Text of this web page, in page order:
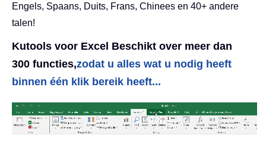
Engels, Spaans, Duits, Frans, Chinees en 40+ andere
talen!
Kutools voor Excel Beschikt over meer dan
300 functies,zodat u alles wat u nodig heeft
binnen één klik bereik heeft...